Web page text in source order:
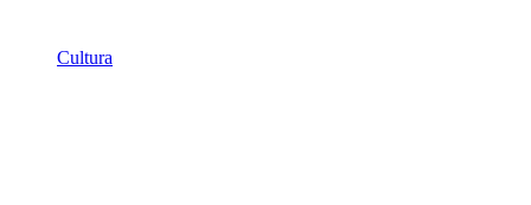
Cultura